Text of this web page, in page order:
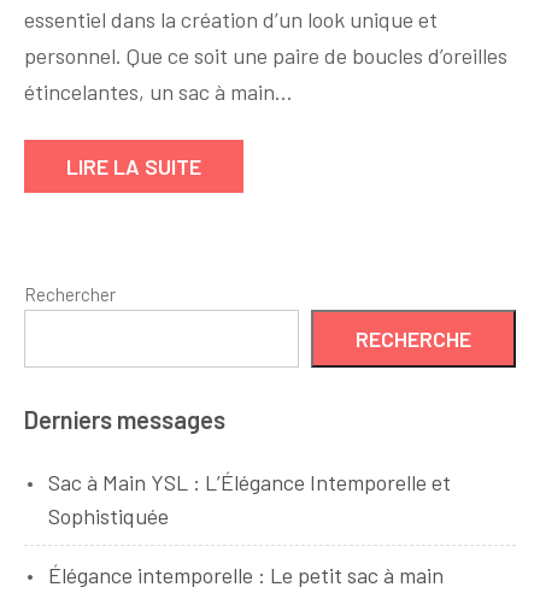
mode
:
essentiel dans la création d’un look unique et
personnel. Que ce soit une paire de boucles d’oreilles
étincelantes, un sac à main…
LIRE LA SUITE
Rechercher
RECHERCHE
Derniers messages
Sac à Main YSL : L’Élégance Intemporelle et
Sophistiquée
Élégance intemporelle : Le petit sac à main